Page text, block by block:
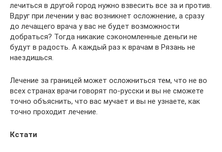
лечиться в другой город нужно взвесить все за и против.
Вдруг при лечении у вас возникнет осложнение, а сразу
до лечащего врача у вас не будет возможности
добраться? Тогда никакие сэкономленные деньги не
будут в радость. А каждый раз к врачам в Рязань не
наездишься.
Лечение за границей может осложниться тем, что не во
всех странах врачи говорят по-русски и вы не сможете
точно объяснить, что вас мучает и вы не узнаете, как
точно проходит лечение.
Кстати